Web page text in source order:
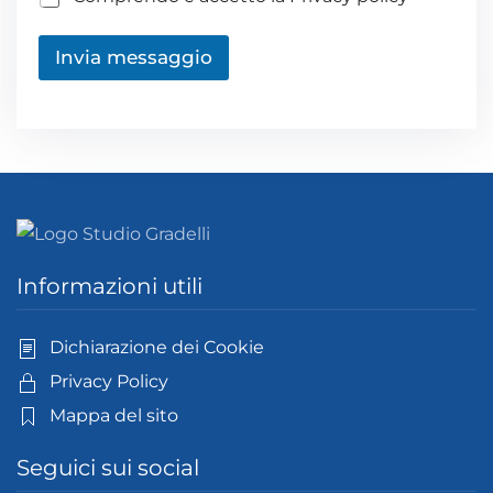
Invia messaggio
Informazioni utili
Dichiarazione dei Cookie
Privacy Policy
Mappa del sito
Seguici sui social